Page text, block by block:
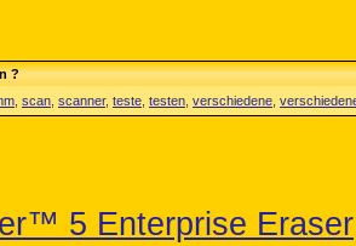
?
scan scanner, teste testen verschiedene
5 Enterprise